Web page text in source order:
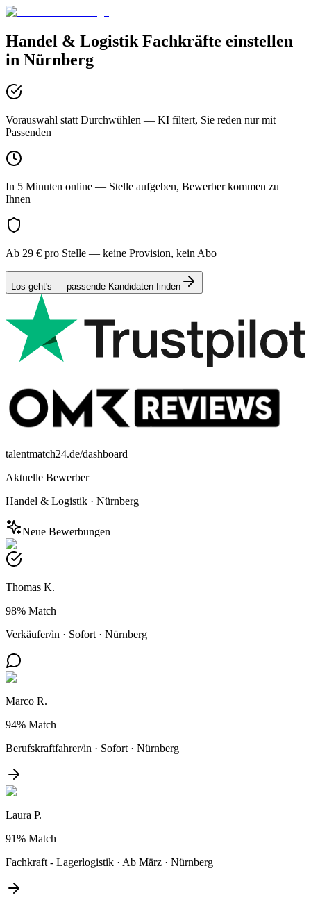
Handel & Logistik Fachkräfte einstellen
in Nürnberg
Vorauswahl statt Durchwühlen — KI filtert, Sie reden nur mit
Passenden
In 5 Minuten online — Stelle aufgeben, Bewerber kommen zu
Ihnen
Ab 29 € pro Stelle — keine Provision, kein Abo
Los geht's — passende Kandidaten finden
talentmatch24.de/dashboard
Aktuelle Bewerber
Handel & Logistik · Nürnberg
Neue Bewerbungen
Thomas K.
98% Match
Verkäufer/in · Sofort · Nürnberg
Marco R.
94% Match
Berufskraftfahrer/in · Sofort · Nürnberg
Laura P.
91% Match
Fachkraft - Lagerlogistik · Ab März · Nürnberg